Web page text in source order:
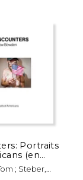
Portraits
(en
; Steber,